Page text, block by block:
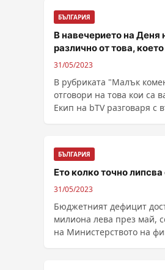
БЪЛГАРИЯ
В навечерието на Деня
различно от това,
31/05/2023
В рубриката "Малък
отговори на това кои са
Екип на bTV разговаря с
БЪЛГАРИЯ
Ето колко точно
31/05/2023
Бюджетният дефицит
милиона лева през май,
на Министерството на финансите. Към